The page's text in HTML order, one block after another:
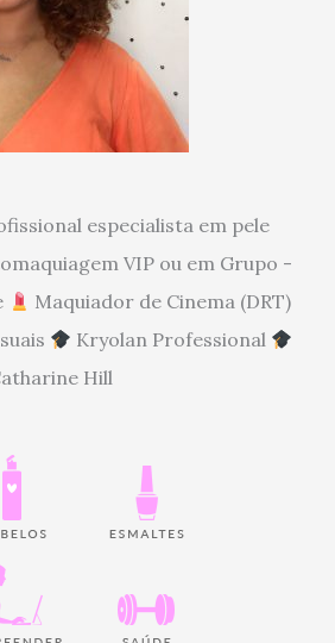
especialista em pele
VIP ou em Grupo -
Maquiador de Cinema (DRT)
Kryolan Professional
Hill